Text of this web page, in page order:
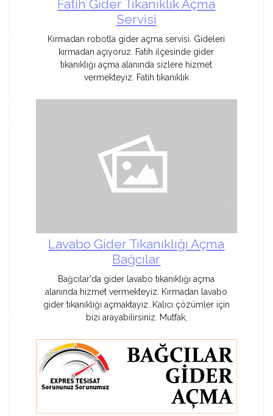
Fatih Gider Tıkanıklık Açma
Servisi
Kırmadan robotla gider açma servisi. Gideleri
kırmadan açıyoruz. Fatih ilçesinde gider
tıkanıklığı açma alanında sizlere hizmet
vermekteyiz. Fatih tıkanıklık
Lavabo Gider Tıkanıklığı Açma
Bağcılar
Bağcılar'da gider lavabo tıkanıklığı açma
alanında hizmet vermekteyiz. Kırmadan lavabo
gider tıkanıklığı açmaktayız. Kalıcı çözümler için
bizi arayabilirsiniz. Mutfak,